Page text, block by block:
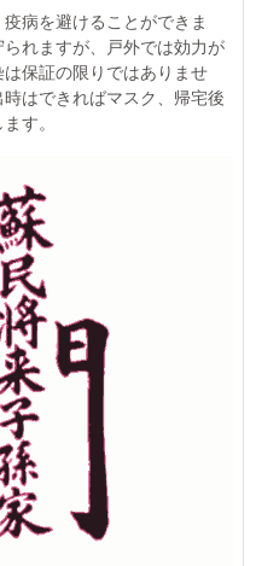
病を避けることができま
れますが、戸外では効力が
保証の限りではありませ
はできればマスク、帰宅後
す。